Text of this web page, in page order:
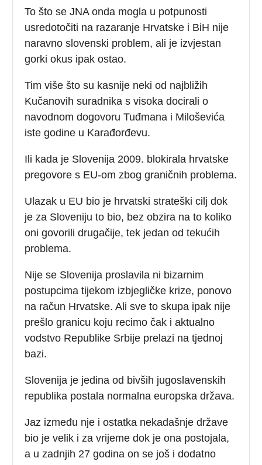
To što se JNA onda mogla u potpunosti
usredotočiti na razaranje Hrvatske i BiH nije
naravno slovenski problem, ali je izvjestan
gorki okus ipak ostao.
Tim više što su kasnije neki od najbližih
Kučanovih suradnika s visoka docirali o
navodnom dogovoru Tuđmana i Miloševića
iste godine u Karađorđevu.
Ili kada je Slovenija 2009. blokirala hrvatske
pregovore s EU-om zbog graničnih problema.
Ulazak u EU bio je hrvatski strateški cilj dok
je za Sloveniju to bio, bez obzira na to koliko
oni govorili drugačije, tek jedan od tekućih
problema.
Nije se Slovenija proslavila ni bizarnim
postupcima tijekom izbjegličke krize, ponovo
na račun Hrvatske. Ali sve to skupa ipak nije
prešlo granicu koju recimo čak i aktualno
vodstvo Republike Srbije prelazi na tjednoj
bazi.
Slovenija je jedina od bivših jugoslavenskih
republika postala normalna europska država.
Jaz između nje i ostatka nekadašnje države
bio je velik i za vrijeme dok je ona postojala,
a u zadnjih 27 godina on se još i dodatno